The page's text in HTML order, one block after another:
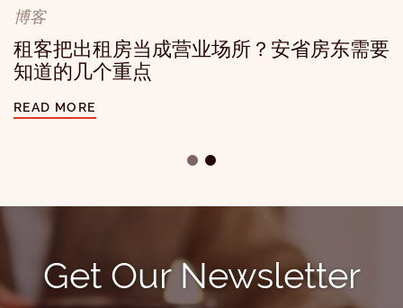
READ MORE
博客
租客把出租房当成营业场所？安省房东需要
知道的几个重点
READ MORE
Get Our Newsletter